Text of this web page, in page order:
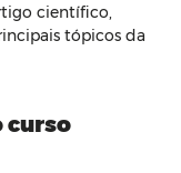
científico,
tópicos da
curso